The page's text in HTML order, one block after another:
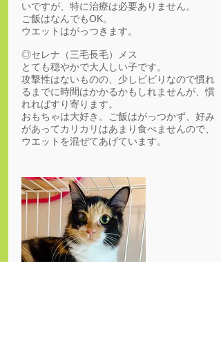
いですが、特に治療は必要ありません。
ご飯はなんでもOK。
ウエットはがっつきます。
◎セレナ（三毛長毛）メス
とても穏やかで大人しい子です。
攻撃性はないものの、少しビビりなので慣れ
るまでに時間はかかるかもしれませんが、慣
れればすり寄ります。
おもちゃは大好き。ご飯はがっつかず、好み
があってカリカリはあまり食べませんので、
ウエットを混ぜてあげています。